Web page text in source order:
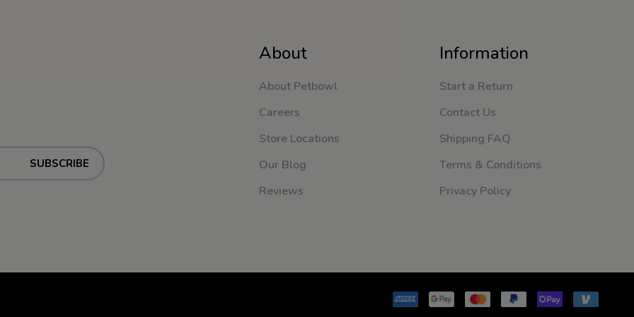
SUBSCRIBE
About
About Petbowl
Careers
Store Locations
Our Blog
Reviews
Information
Start a Return
Contact Us
Shipping FAQ
Terms & Conditions
Privacy Policy